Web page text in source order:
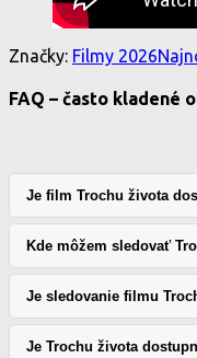
Značky: Filmy 2026
FAQ – často kladené
Je film Trochu života
Kde môžem sledovať
Je sledovanie filmu
Je Trochu života